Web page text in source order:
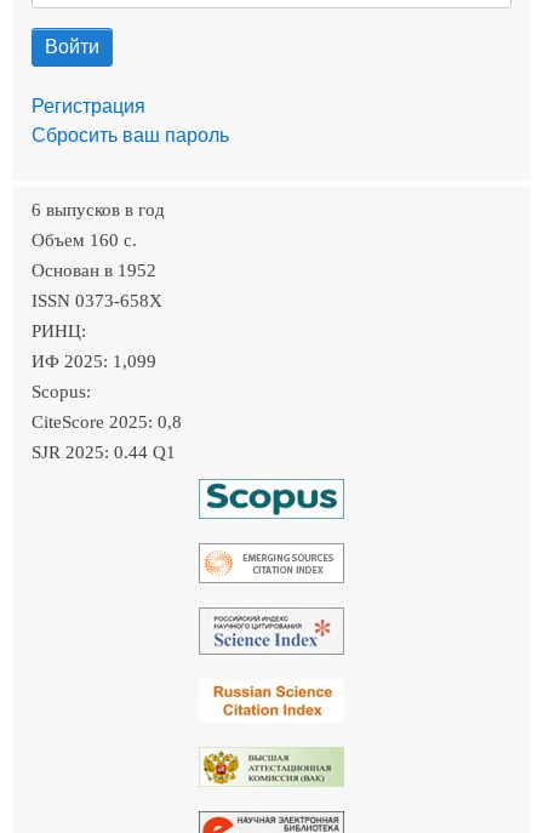
Регистрация
Сбросить ваш пароль
6 выпусков в год
Объем 160 c.
Основан в 1952
ISSN 0373-658X
РИНЦ:
ИФ 2025: 1,099
Scopus:
CiteScore 2025: 0,8
SJR 2025: 0.44 Q1